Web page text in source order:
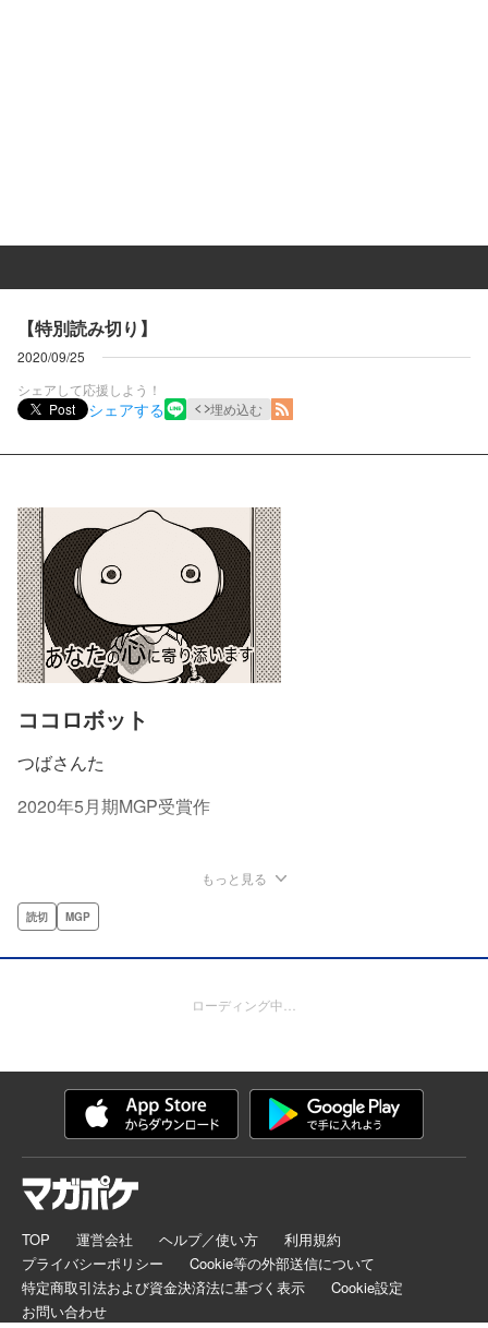
【特別読み切り】
2020/09/25
シェアして応援しよう！
Post
シェアする 埋め込む
ココロボット
つばさんた
2020年5月期MGP受賞作
もっと見る
読切 MGP
ローディング中…
TOP 運営会社 ヘルプ／使い方
利用規約
プライバシーポリシー
Cookie等の外部送信について
特定商取引法および資金決済法に基づく表示
Cookie設定
お問い合わせ